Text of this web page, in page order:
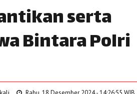
serta
Bintara Polri